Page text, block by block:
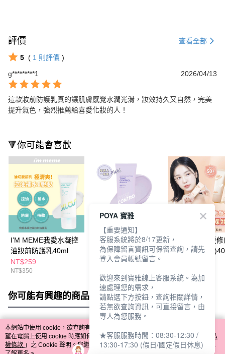
評價 查看全部
5 ( 1 則評價 )
g*********1
2026/04/13
這款妝前防護乳真的讓肌膚感覺水潤光滑，妝效持久又自然，完美
提升氣色，強烈推薦給喜愛化妝的人！
🔻你可能會喜歡
I’M MEME我愛水凝控
油妝前防護乳40ml
NT$259
NT$350
I’M MEME 我愛水凝光
透妝前防護乳40ml-薰
衣草紫
NT$259
I’M MEME我愛
曬妝前乳(柔膚
你可能有興趣的商品 全站排行
熱門標籤
本網站中使用 cookie，欲查詢有關本網站使用 cookie 方式之詳情，及若您不希
望在電腦上使用 cookie 時應如何變更電腦的 cookie 設定，請參閱本網站「
隱私
權條款 」之 Cookie 聲明。您繼續使用本網站即表示您同意本公司得按本網站使
POYA 寶雅
【重要通知】
客服系統將於8/17更新，
為保障留言資訊可保留查詢，請先
登入會員帳號留言。
歡迎來到寶雅線上客服系統。為加
速處理您的需求，
請點選下方按鈕，查詢相關詳情，
若無欲查詢資訊，可直接留言，由
專人為您服務。
★客服服務時間：08:30-12:30 /
13:30-17:30 (假日/國定假日休息)